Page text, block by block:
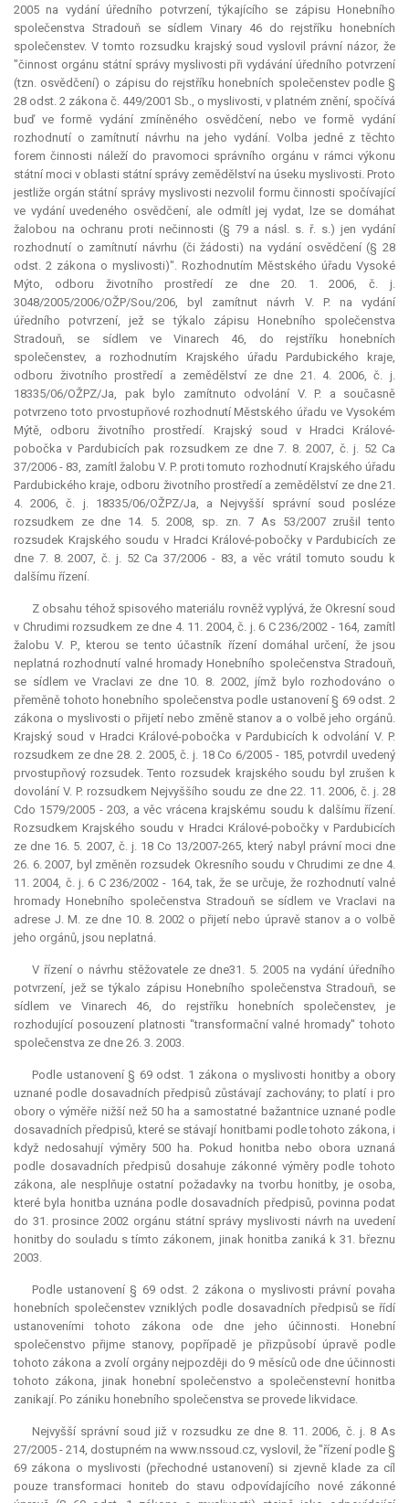
2005 na vydání úředního potvrzení, týkajícího se zápisu Honebního
společenstva Stradouň se sídlem Vinary 46 do rejstříku honebních
společenstev. V tomto rozsudku krajský soud vyslovil právní názor, že
"činnost orgánu státní správy myslivosti při vydávání úředního potvrzení
(tzn. osvědčení) o zápisu do rejstříku honebních společenstev podle §
28 odst. 2 zákona č. 449/2001 Sb., o myslivosti, v platném znění, spočívá
buď ve formě vydání zmíněného osvědčení, nebo ve formě vydání
rozhodnutí o zamítnutí návrhu na jeho vydání. Volba jedné z těchto
forem činnosti náleží do pravomoci správního orgánu v rámci výkonu
státní moci v oblasti státní správy zemědělství na úseku myslivosti. Proto
jestliže orgán státní správy myslivosti nezvolil formu činnosti spočívající
ve vydání uvedeného osvědčení, ale odmítl jej vydat, lze se domáhat
žalobou na ochranu proti nečinnosti (§ 79 a násl. s. ř. s.) jen vydání
rozhodnutí o zamítnutí návrhu (či žádosti) na vydání osvědčení (§ 28
odst. 2 zákona o myslivosti)". Rozhodnutím Městského úřadu Vysoké
Mýto, odboru životního prostředí ze dne 20. 1. 2006, č. j.
3048/2005/2006/OŽP/Sou/206, byl zamítnut návrh V. P. na vydání
úředního potvrzení, jež se týkalo zápisu Honebního společenstva
Stradouň, se sídlem ve Vinarech 46, do rejstříku honebních
společenstev, a rozhodnutím Krajského úřadu Pardubického kraje,
odboru životního prostředí a zemědělství ze dne 21. 4. 2006, č. j.
18335/06/OŽPZ/Ja, pak bylo zamítnuto odvolání V. P. a současně
potvrzeno toto prvostupňové rozhodnutí Městského úřadu ve Vysokém
Mýtě, odboru životního prostředí. Krajský soud v Hradci Králové-
pobočka v Pardubicích pak rozsudkem ze dne 7. 8. 2007, č. j. 52 Ca
37/2006 - 83, zamítl žalobu V. P. proti tomuto rozhodnutí Krajského úřadu
Pardubického kraje, odboru životního prostředí a zemědělství ze dne 21.
4. 2006, č. j. 18335/06/OŽPZ/Ja, a Nejvyšší správní soud posléze
rozsudkem ze dne 14. 5. 2008, sp. zn. 7 As 53/2007 zrušil tento
rozsudek Krajského soudu v Hradci Králové-pobočky v Pardubicích ze
dne 7. 8. 2007, č. j. 52 Ca 37/2006 - 83, a věc vrátil tomuto soudu k
dalšímu řízení.
Z obsahu téhož spisového materiálu rovněž vyplývá, že Okresní soud
v Chrudimi rozsudkem ze dne 4. 11. 2004, č. j. 6 C 236/2002 - 164, zamítl
žalobu V. P., kterou se tento účastník řízení domáhal určení, že jsou
neplatná rozhodnutí valné hromady Honebního společenstva Stradouň,
se sídlem ve Vraclavi ze dne 10. 8. 2002, jímž bylo rozhodováno o
přeměně tohoto honebního společenstva podle ustanovení § 69 odst. 2
zákona o myslivosti o přijetí nebo změně stanov a o volbě jeho orgánů.
Krajský soud v Hradci Králové-pobočka v Pardubicích k odvolání V. P.
rozsudkem ze dne 28. 2. 2005, č. j. 18 Co 6/2005 - 185, potvrdil uvedený
prvostupňový rozsudek. Tento rozsudek krajského soudu byl zrušen k
dovolání V. P. rozsudkem Nejvyššího soudu ze dne 22. 11. 2006, č. j. 28
Cdo 1579/2005 - 203, a věc vrácena krajskému soudu k dalšímu řízení.
Rozsudkem Krajského soudu v Hradci Králové-pobočky v Pardubicích
ze dne 16. 5. 2007, č. j. 18 Co 13/2007-265, který nabyl právní moci dne
26. 6. 2007, byl změněn rozsudek Okresního soudu v Chrudimi ze dne 4.
11. 2004, č. j. 6 C 236/2002 - 164, tak, že se určuje, že rozhodnutí valné
hromady Honebního společenstva Stradouň se sídlem ve Vraclavi na
adrese J. M. ze dne 10. 8. 2002 o přijetí nebo úpravě stanov a o volbě
jeho orgánů, jsou neplatná.
V řízení o návrhu stěžovatele ze dne31. 5. 2005 na vydání úředního
potvrzení, jež se týkalo zápisu Honebního společenstva Stradouň, se
sídlem ve Vinarech 46, do rejstříku honebních společenstev, je
rozhodující posouzení platnosti "transformační valné hromady" tohoto
společenstva ze dne 26. 3. 2003.
Podle ustanovení § 69 odst. 1 zákona o myslivosti honitby a obory
uznané podle dosavadních předpisů zůstávají zachovány; to platí i pro
obory o výměře nižší než 50 ha a samostatné bažantnice uznané podle
dosavadních předpisů, které se stávají honitbami podle tohoto zákona, i
když nedosahují výměry 500 ha. Pokud honitba nebo obora uznaná
podle dosavadních předpisů dosahuje zákonné výměry podle tohoto
zákona, ale nesplňuje ostatní požadavky na tvorbu honitby, je osoba,
které byla honitba uznána podle dosavadních předpisů, povinna podat
do 31. prosince 2002 orgánu státní správy myslivosti návrh na uvedení
honitby do souladu s tímto zákonem, jinak honitba zaniká k 31. březnu
2003.
Podle ustanovení § 69 odst. 2 zákona o myslivosti právní povaha
honebních společenstev vzniklých podle dosavadních předpisů se řídí
ustanoveními tohoto zákona ode dne jeho účinnosti. Honební
společenstvo přijme stanovy, popřípadě je přizpůsobí úpravě podle
tohoto zákona a zvolí orgány nejpozději do 9 měsíců ode dne účinnosti
tohoto zákona, jinak honební společenstvo a společenstevní honitba
zanikají. Po zániku honebního společenstva se provede likvidace.
Nejvyšší správní soud již v rozsudku ze dne 8. 11. 2006, č. j. 8 As
27/2005 - 214, dostupném na www.nssoud.cz, vyslovil, že "řízení podle §
69 zákona o myslivosti (přechodné ustanovení) si zjevně klade za cíl
pouze transformaci honiteb do stavu odpovídajícího nové zákonné